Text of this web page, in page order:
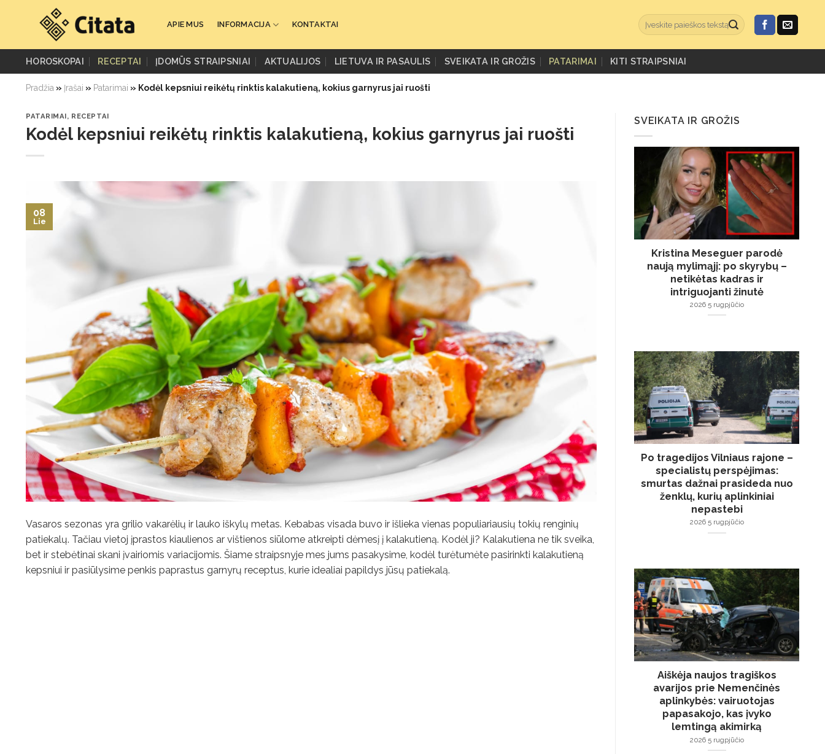
APIE MUS INFORMACIJA KONTAKTAI
HOROSKOPAI RECEPTAI ĮDOMŪS STRAIPSNIAI AKTUALIJOS LIETUVA IR PASAULIS SVEIKATA IR GROŽIS PATARIMAI KITI STRAIPSNIAI
Pradžia » Įrašai » Patarimai » Kodėl kepsniui reikėtų rinktis kalakutieną, kokius garnyrus jai ruošti
PATARIMAI, RECEPTAI
Kodėl kepsniui reikėtų rinktis kalakutieną, kokius garnyrus jai ruošti
08
Lie
Vasaros sezonas yra grilio vakarėlių ir lauko iškylų ​​metas. Kebabas visada buvo ir išlieka vienas populiariausių tokių renginių
patiekalų. Tačiau vietoj įprastos kiaulienos ar vištienos siūlome atkreipti dėmesį į kalakutieną. Kodėl ji? Kalakutiena ne tik sveika,
bet ir stebėtinai skani įvairiomis variacijomis. Šiame straipsnyje mes jums pasakysime, kodėl turėtumėte pasirinkti kalakutieną
kepsniui ir pasiūlysime penkis paprastus garnyrų receptus, kurie idealiai papildys jūsų patiekalą.
SVEIKATA IR GROŽIS
Kristina Meseguer parodė
naują mylimąjį: po skyrybų –
netikėtas kadras ir
intriguojanti žinutė
2026 5 rugpjūčio
Po tragedijos Vilniaus rajone –
specialistų perspėjimas:
smurtas dažnai prasideda nuo
ženklų, kurių aplinkiniai
nepastebi
2026 5 rugpjūčio
Aiškėja naujos tragiškos
avarijos prie Nemenčinės
aplinkybės: vairuotojas
papasakojo, kas įvyko
lemtingą akimirką
2026 5 rugpjūčio